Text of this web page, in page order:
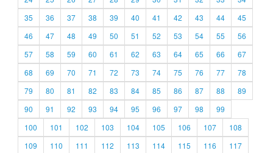
35
36 37 38 39 40 41 42 43 44
45
46
47 48 49 50 51 52 53 54 55
56
57
58 59 60 61 62 63 64 65 66
67
68
69 70 71 72 73 74 75 76 77
78
79
80 81 82 83 84 85 86 87 88
89
90
91 92 93 94 95 96 97 98
99
100
101 102 103 104 105 106 107
108
109
110 111 112 113 114 115 116
117